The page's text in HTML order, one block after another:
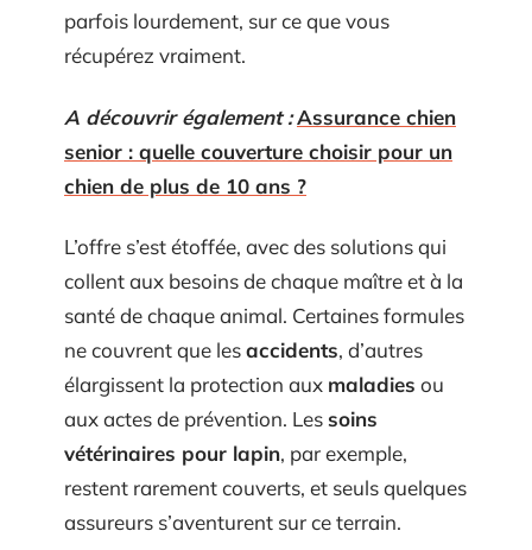
parfois lourdement, sur ce que vous
récupérez vraiment.
A découvrir également :Assurance chien
senior : quelle couverture choisir pour un
chien de plus de 10 ans ?
L’offre s’est étoffée, avec des solutions qui
collent aux besoins de chaque maître et à la
santé de chaque animal. Certaines formules
ne couvrent que lesaccidents, d’autres
élargissent la protection aux maladies ou
aux actes de prévention. Lessoins
vétérinaires pour lapin, par exemple,
restent rarement couverts, et seuls quelques
assureurs s’aventurent sur ce terrain.